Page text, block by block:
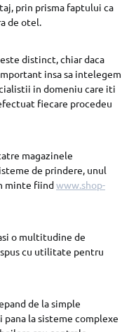
prin prisma faptului ca
de otel.
distinct, chiar daca
insa sa intelegem
in domeniu care iti
fiecare procedeu
magazinele
de prindere, unul
minte fiindwww.shop-
o multitudine de
cu utilitate pentru
de la simple
pana la sisteme complexe